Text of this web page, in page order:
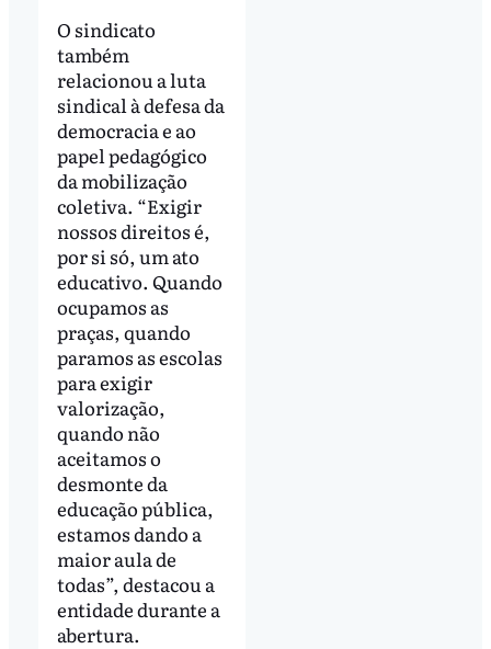
O sindicato
também
relacionou a luta
sindical à defesa da
democracia e ao
papel pedagógico
da mobilização
coletiva. “Exigir
nossos direitos é,
por si só, um ato
educativo. Quando
ocupamos as
praças, quando
paramos as escolas
para exigir
valorização,
quando não
aceitamos o
desmonte da
educação pública,
estamos dando a
maior aula de
todas”, destacou a
entidade durante a
abertura.